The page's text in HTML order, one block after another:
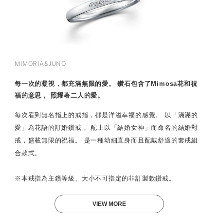
MIMORIA&JUNO
每一次的凝視，都充滿無限的愛。 鑽石包含了Mimosa花和祝
福的意思， 照耀著二人的愛。
每次看到無名指上的戒指，都是洋溢幸福的感覺。 以「滿滿的
愛」為花語的訂婚鑽戒， 配上以「結婚女神」而命名的結婚對
戒，盛載無限的祝福。 是一種幼細直身而且配戴舒適的套戒組
合款式。
※本戒指為主鑽等級、大小不可指定的非訂製款鑽戒。
VIEW MORE